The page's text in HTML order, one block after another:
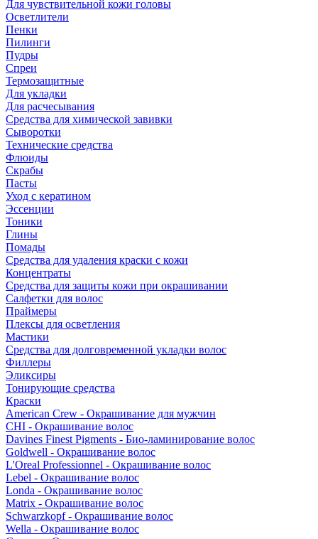
Для чувствительной кожи головы
Осветлители
Пенки
Пилинги
Пудры
Спреи
Термозащитные
Для укладки
Для расчесывания
Средства для химической завивки
Сыворотки
Технические средства
Флюиды
Скрабы
Пасты
Уход с кератином
Эссенции
Тоники
Глины
Помады
Средства для удаления краски с кожи
Концентраты
Средства для защиты кожи при окрашивании
Салфетки для волос
Праймеры
Плексы для осветления
Мастики
Средства для долговременной укладки волос
Филлеры
Эликсиры
Тонирующие средства
Краски
American Crew - Окрашивание для мужчин
CHI - Окрашивание волос
Davines Finest Pigments - Био-ламинирование волос
Goldwell - Окрашивание волос
L'Oreal Professionnel - Окрашивание волос
Lebel - Окрашивание волос
Londa - Окрашивание волос
Matrix - Окрашивание волос
Schwarzkopf - Окрашивание волос
Wella - Окрашивание волос